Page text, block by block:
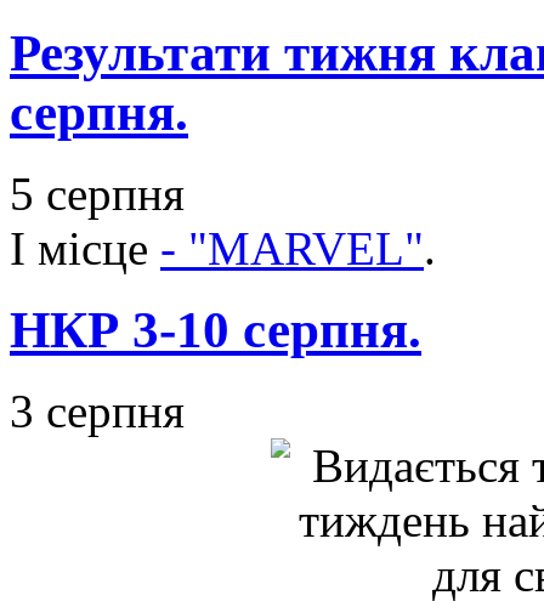
Результати тижня
серпня.
5 серпня
I місце - "MARVEL".
НКР 3-10 серпня.
3 серпня